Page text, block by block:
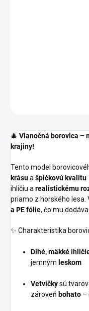
🎄 Vianočná borovica –
krajiny!
Tento model
krásuašpičkovú kvalitu
ihličiu arealistickému
priamo z horského lesa.
a PE fólie, čo mu dodáva
✨ Charakteristika
Dlhé, mäkké
jemným leskom
Vetvičkysú
zároveň bohato –